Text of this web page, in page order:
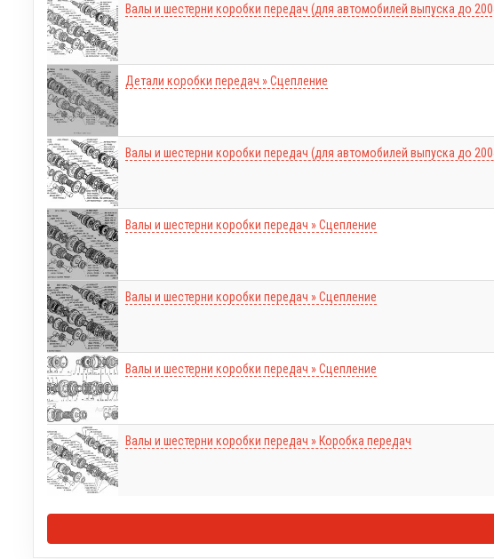
Валы и шестерни коробки передач (для автомобилей выпуска до
Детали коробки передач » Сцепление
Валы и шестерни коробки передач (для автомобилей выпуска до
Валы и шестерни коробки передач » Сцепление
Валы и шестерни коробки передач » Сцепление
Валы и шестерни коробки передач » Сцепление
Валы и шестерни коробки передач » Коробка передач